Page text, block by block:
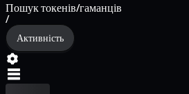
Пошук токенів/гаманців
/
Активність